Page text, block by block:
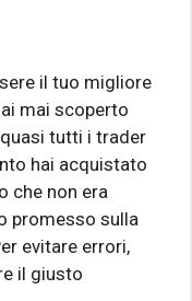
il tuo migliore
mai scoperto
tutti i trader
hai acquistato
che non era
promesso sulla
evitare errori,
il giusto